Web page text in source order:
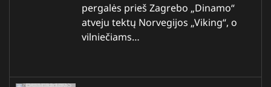
pergalės prieš Zagrebo „Dinamo“
atveju tektų Norvegijos „Viking“, o
vilniečiams…